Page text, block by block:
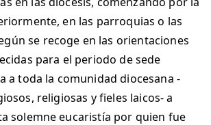
en las parroquias o las
se recoge en las orientaciones
para el periodo de sede
a toda la comunidad diocesana -
religiosas y fieles laicos- a
solemne eucaristía por quien fue